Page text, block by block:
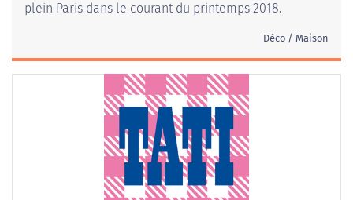
plein Paris dans le courant du printemps 2018.
Déco / Maison